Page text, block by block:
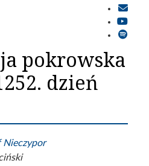
pokrowska
dzień
Nieczypor